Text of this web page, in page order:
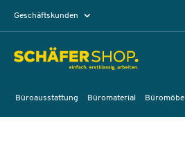
Geschäftskunden
Büroausstattung Büromaterial Büromöbel